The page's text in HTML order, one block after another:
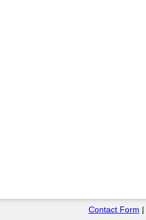
Contact Form |